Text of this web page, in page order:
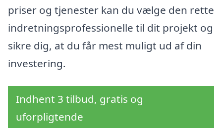
priser og tjenester kan du vælge den rette
indretningsprofessionelle til dit projekt og
sikre dig, at du får mest muligt ud af din
investering.
Indhent 3 tilbud, gratis og
uforpligtende